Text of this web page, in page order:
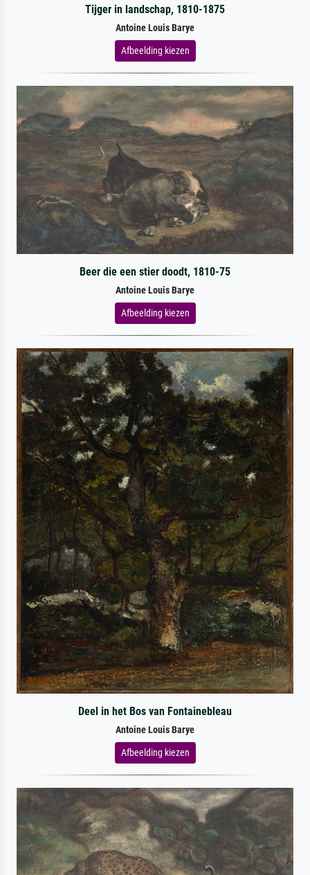
Tijger in landschap, 1810-1875
Antoine Louis Barye
Afbeelding kiezen
Beer die een stier doodt, 1810-75
Antoine Louis Barye
Afbeelding kiezen
Deel in het Bos van Fontainebleau
Antoine Louis Barye
Afbeelding kiezen